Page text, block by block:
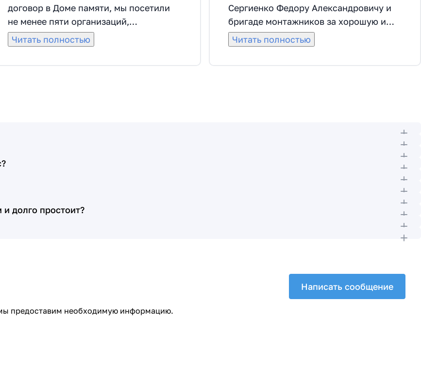
договор в Доме памяти, мы посетили
не менее пяти организаций,
занимающихся изготовлением и
монтажем аналогичных памятников.
так как зачастую бывает, что при
выбрать расположение цветника
Читать полностью
Сергиенко Федору Александровичу и
бригаде монтажников за хорошую и
качественную работу. Сделали все
красиво, даже раньше срока. Федор
Читать полностью
и долго простоит?
предоставим необходимую информацию.
Написать сообщение